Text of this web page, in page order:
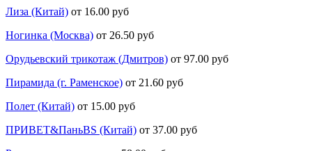
Лиза (Китай) от 16.00 руб
Ногинка (Москва) от 26.50 руб
Орудьевский трикотаж (Дмитров) от 97.00 руб
Пирамида (г. Раменское) от 21.60 руб
Полет (Китай) от 15.00 руб
ПРИВЕТ&ПаньBS (Китай) от 37.00 руб